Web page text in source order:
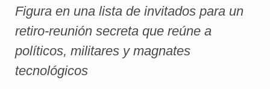
Figura en una lista de invitados para un
retiro-reunión secreta que reúne a
políticos, militares y magnates
tecnológicos